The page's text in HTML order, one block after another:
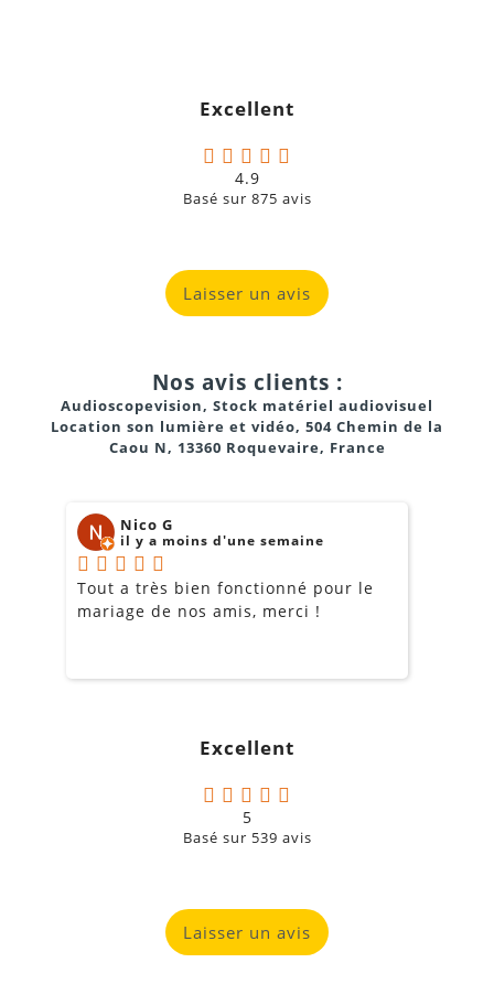
Excellent
4.9
Basé sur 875 avis
Laisser un avis
Nos avis clients :
Audioscopevision, Stock matériel audiovisuel
Location son lumière et vidéo, 504 Chemin de la
Caou N, 13360 Roquevaire, France
Nico G
il y a moins d'une semaine
Tout a très bien fonctionné pour le
mariage de nos amis, merci !
Excellent
5
Basé sur 539 avis
Laisser un avis